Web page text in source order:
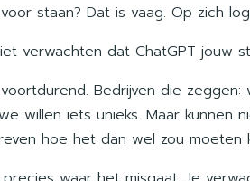
staan? Dat is vaag. Op zich
verwachten dat ChatGPT jouw
Bedrijven die
willen iets unieks. Maar
hoe het dan wel zou moeten